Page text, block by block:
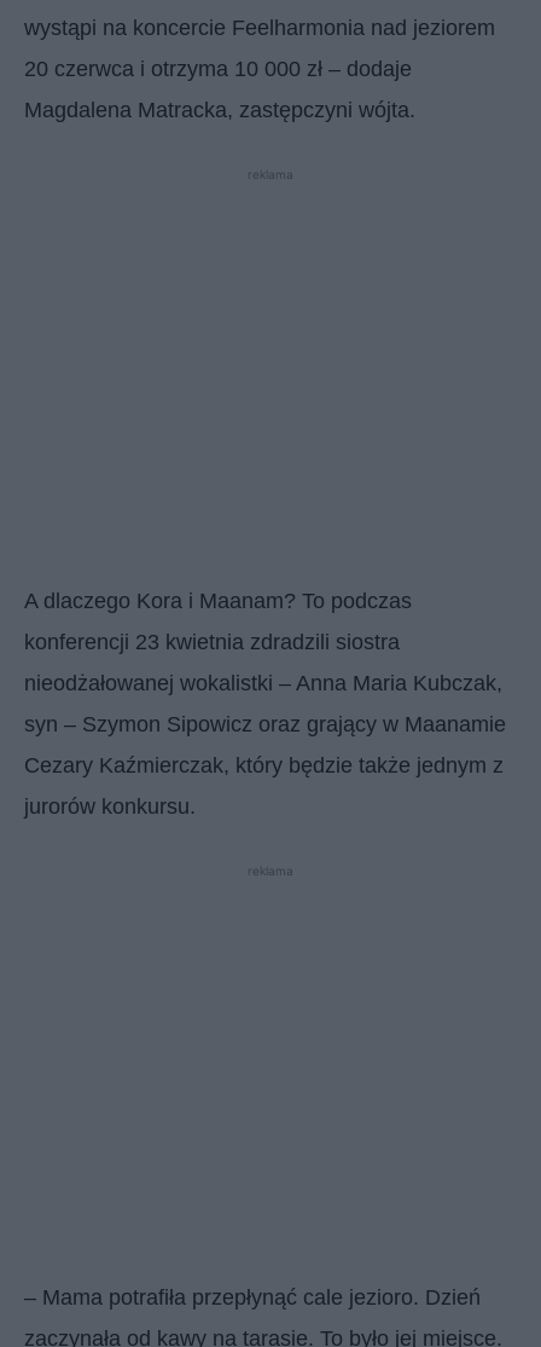
wystąpi na koncercie Feelharmonia nad jeziorem
20 czerwca i otrzyma 10 000 zł – dodaje
Magdalena Matracka, zastępczyni wójta.
reklama
A dlaczego Kora i Maanam? To podczas
konferencji 23 kwietnia zdradzili siostra
nieodżałowanej wokalistki – Anna Maria Kubczak,
syn – Szymon Sipowicz oraz grający w Maanamie
Cezary Kaźmierczak, który będzie także jednym z
jurorów konkursu.
reklama
– Mama potrafiła przepłynąć cale jezioro. Dzień
zaczynała od kawy na tarasie. To było jej miejsce.